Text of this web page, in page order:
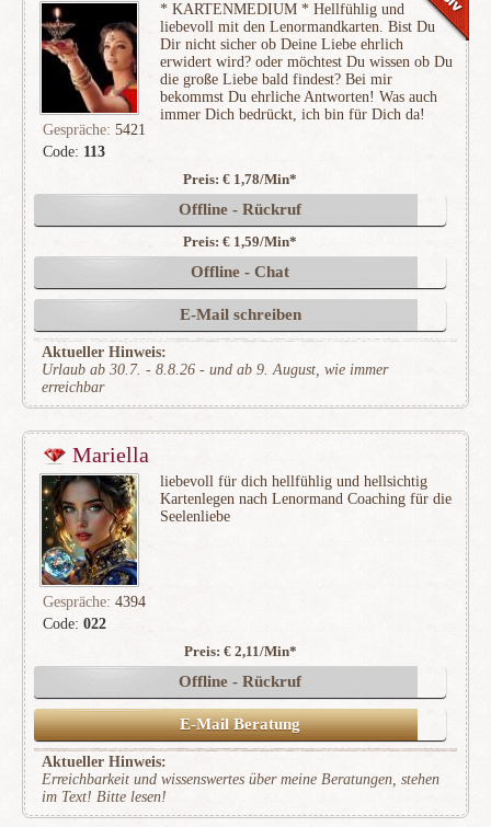
Code: 113
* KARTENMEDIUM * Hellfühlig und
liebevoll mit den Lenormandkarten. Bist Du
Dir nicht sicher ob Deine Liebe ehrlich
erwidert wird? oder möchtest Du wissen ob Du
die große Liebe bald findest? Bei mir
bekommst Du ehrliche Antworten! Was auch
immer Dich bedrückt, ich bin für Dich da!
Gespräche: 5421
(437)
Preis: € 1,78/Min*
Offline - Rückruf
Preis: € 1,59/Min*
Offline - Chat
E-Mail schreiben
Aktueller Hinweis:
Urlaub ab 30.7. - 8.8.26 - und ab 9. August, wie immer
erreichbar
Mariella
Code: 022
liebevoll für dich hellfühlig und hellsichtig
Kartenlegen nach Lenormand Coaching für die
Seelenliebe
Gespräche: 4394
(1020)
Preis: € 2,11/Min*
Offline - Rückruf
E-Mail Beratung
Aktueller Hinweis:
Erreichbarkeit und wissenswertes über meine Beratungen, stehen
im Text! Bitte lesen!